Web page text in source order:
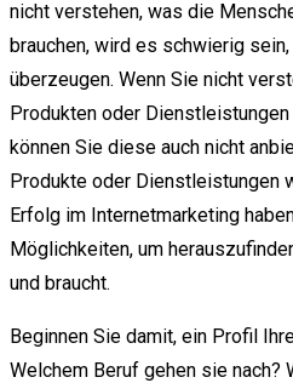
nicht verstehen, was die
brauchen, wird es schwierig
überzeugen. Wenn Sie nicht
Produkten oder
können Sie diese auch nicht
Produkte oder Dienstleistungen
Erfolg im Internetmarketing
Möglichkeiten, um
und braucht.
Beginnen Sie damit, ein Profil
Welchem Beruf gehen sie nach?